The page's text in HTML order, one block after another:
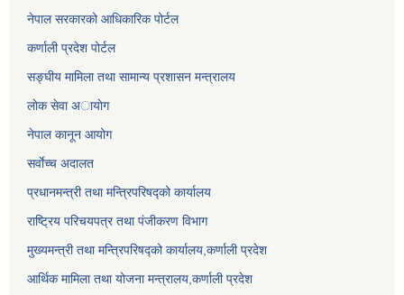
नेपाल सरकारको आधिकारिक पोर्टल
कर्णाली प्रदेश पोर्टल
सङ्घीय मामिला तथा सामान्य प्रशासन मन्त्रालय
लाेक सेवा अायाेग
नेपाल कानून आयोग
सर्वाेच्च अदालत
प्रधानमन्त्री तथा मन्त्रिपरिषद्को कार्यालय
राष्ट्रिय परिचयपत्र तथा पंजीकरण विभाग
मुख्यमन्त्री तथा मन्त्रिपरिषद्को कार्यालय,कर्णाली प्रदेश
आर्थिक मामिला तथा योजना मन्त्रालय,कर्णाली प्रदेश